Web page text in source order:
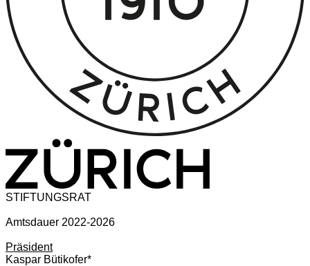
STIFTUNGSRAT
Amtsdauer 2022-2026
Präsident
Kaspar Bütikofer*